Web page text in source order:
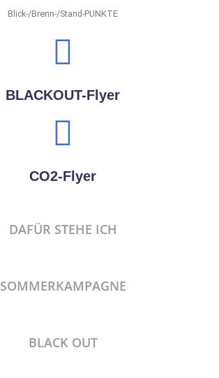
Blick-/Brenn-/Stand-PUNKTE
BLACKOUT-Flyer
CO2-Flyer
DAFÜR STEHE ICH
SOMMERKAMPAGNE
BLACK OUT